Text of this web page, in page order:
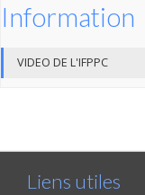
Information
VIDEO DE L'IFPPC
Liens utiles